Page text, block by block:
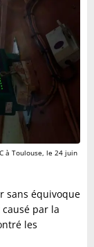
à Toulouse, le 24 juin
sans équivoque
par la
les